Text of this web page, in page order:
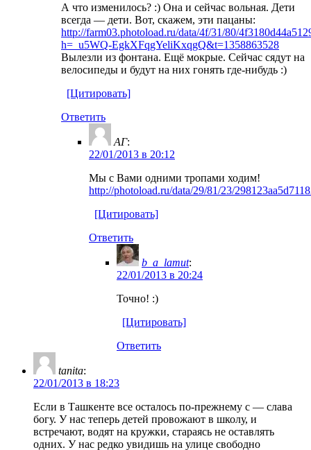
А что изменилось? :) Она и сейчас вольная. Дети
всегда — дети. Вот, скажем, эти пацаны:
http://farm03.photoload.ru/data/4f/31/80/
h=_u5WQ-EgkXFqgYeliKxqgQ&t=1358863528
Вылезли из фонтана. Ещё мокрые. Сейчас сядут на
велосипеды и будут на них гонять где-нибудь :)
[Цитировать]
Ответить
АГ:
22/01/2013 в 20:12
Мы с Вами одними тропами ходим!
http://photoload.ru/data/29/81/23/
[Цитировать]
Ответить
b_a_lamut:
22/01/2013 в 20:24
Точно! :)
[Цитировать]
Ответить
tanita:
22/01/2013 в 18:23
Если в Ташкенте все осталось по-прежнему с — слава
богу. У нас теперь детей провожают в школу, и
встречают, водят на кружки, стараясь не оставлять
одних. У нас редко увидишь на улице свободно